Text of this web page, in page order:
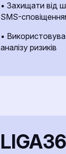
• Захищати від
SMS-
•
аналізу ризиків